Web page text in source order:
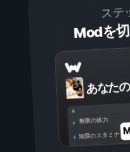
ステ
Modを
あなた
無限の体力
無限のスタミナ